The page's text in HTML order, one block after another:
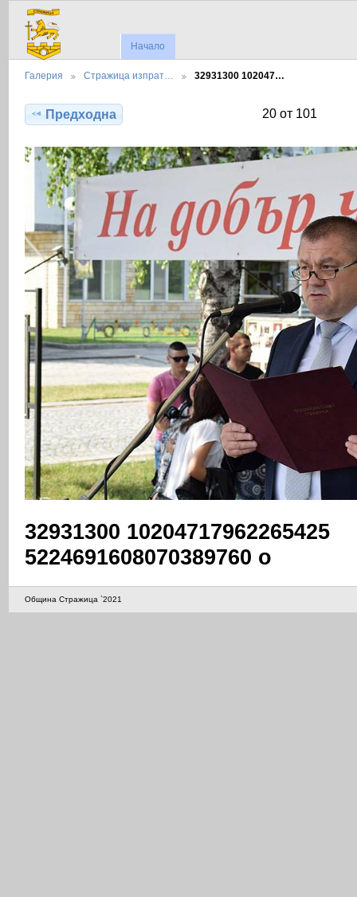
Начало
Галерия Стражица изпрат… 32931300 102047…
Предходна 20 от 101
32931300 10204717962265425
5224691608070389760 o
Община Стражица `2021